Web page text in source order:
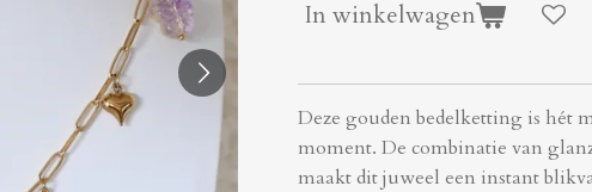
In winkelwagen
Deze gouden bedelketting is hét
moment. De combinatie van
maakt dit juweel een instant